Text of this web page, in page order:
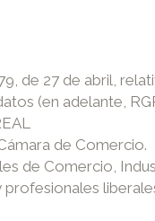
de 27 de abril,
(en adelante,
de Comercio.
de Comercio,